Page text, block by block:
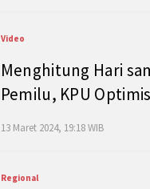
Video
Menghitung Hari
Pemilu, KPU
13 Maret 2024, 19:18 WIB
Regional